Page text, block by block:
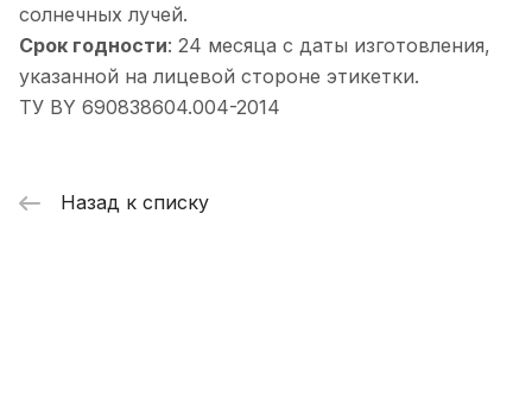
солнечных лучей.
Срок годности: 24 месяца с даты изготовления,
указанной на лицевой стороне этикетки.
ТУ BY 690838604.004-2014
Назад к списку